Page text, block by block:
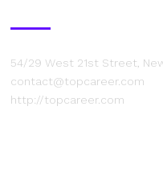
54/29 West 21st Street, New
contact@topcareer.com
http://topcareer.com